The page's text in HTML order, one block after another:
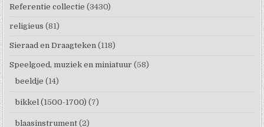
Referentie collectie (3430)
religieus (81)
Sieraad en Draagteken (118)
Speelgoed, muziek en miniatuur (58)
beeldje (14)
bikkel (1500-1700) (7)
blaasinstrument (2)